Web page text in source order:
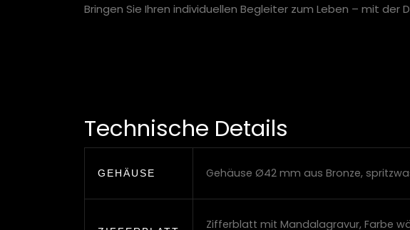
Bringen Sie Ihren individuellen Begleiter zum Leben – mit der
Technische Details
GEHÄUSE Gehäuse Ø42 mm aus Bronze,
Zifferblatt mit Mandalagravur, Farbe